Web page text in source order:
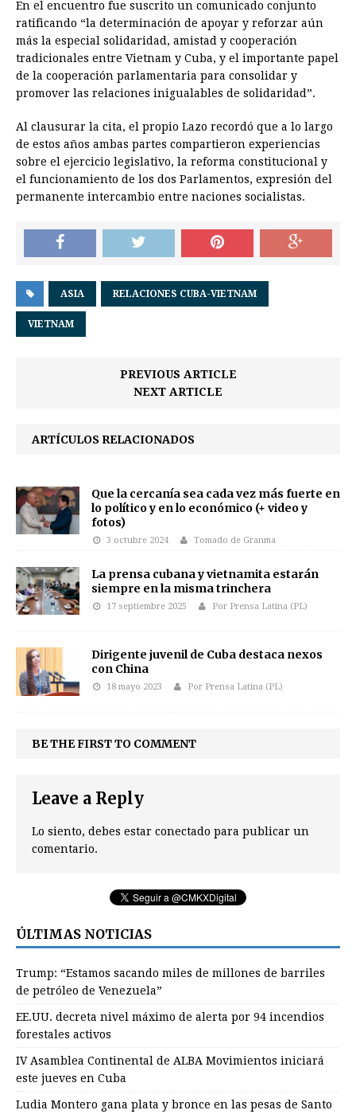
En el encuentro fue suscrito un comunicado conjunto
ratificando “la determinación de apoyar y reforzar aún
más la especial solidaridad, amistad y cooperación
tradicionales entre Vietnam y Cuba, y el importante papel
de la cooperación parlamentaria para consolidar y
promover las relaciones inigualables de solidaridad”.
Al clausurar la cita, el propio Lazo recordó que a lo largo
de estos años ambas partes compartieron experiencias
sobre el ejercicio legislativo, la reforma constitucional y
el funcionamiento de los dos Parlamentos, expresión del
permanente intercambio entre naciones socialistas.
ASIA RELACIONES CUBA-VIETNAM
VIETNAM
PREVIOUS ARTICLE
NEXT ARTICLE
ARTÍCULOS RELACIONADOS
Que la cercanía sea cada vez más fuerte en
lo político y en lo económico (+ video y
fotos)
3 octubre 2024 Tomado de Granma
La prensa cubana y vietnamita estarán
siempre en la misma trinchera
17 septiembre 2025 Por Prensa Latina (PL)
Dirigente juvenil de Cuba destaca nexos
con China
18 mayo 2023 Por Prensa Latina (PL)
BE THE FIRST TO COMMENT
Leave a Reply
Lo siento, debes estar conectado para publicar un
comentario.
ÚLTIMAS NOTICIAS
Trump: “Estamos sacando miles de millones de barriles
de petróleo de Venezuela”
EE.UU. decreta nivel máximo de alerta por 94 incendios
forestales activos
IV Asamblea Continental de ALBA Movimientos iniciará
este jueves en Cuba
Ludia Montero gana plata y bronce en las pesas de Santo